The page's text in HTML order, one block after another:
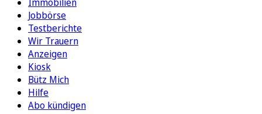
Immobilien
Jobbörse
Testberichte
Wir Trauern
Anzeigen
Kiosk
Bütz Mich
Hilfe
Abo kündigen